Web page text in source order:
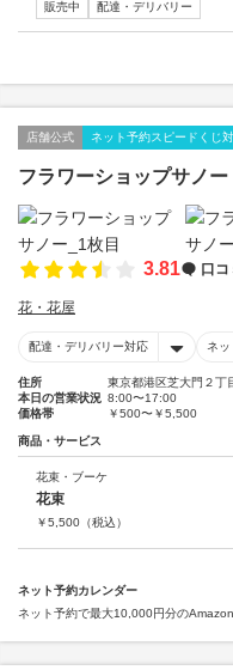
販売中
配達・デリバリー
店舗公式 ネット予約スピードくじ
フラワーショップサノー
3.81 口コ
花・花屋
配達・デリバリー対応 ネッ
住所
東京都港区芝大門２丁
本日の営業状況 8:00〜17:00
価格帯
￥500〜￥5,500
商品・サービス
花束・ブーケ
花束
￥5,500 （税込）
ネット予約カレンダー
ネット予約で最大10,000円分の